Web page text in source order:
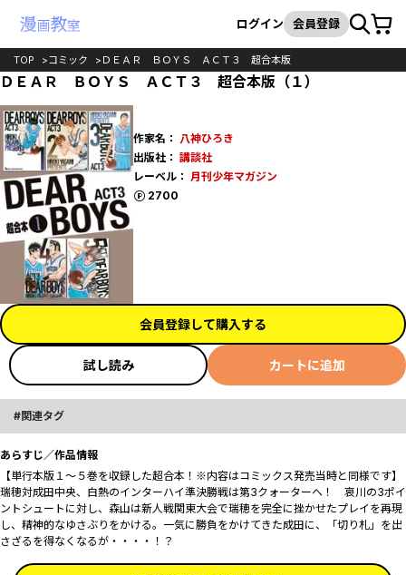
検索
ログイン 会員登録カート
TOP コミック ＤＥＡＲ ＢＯＹＳ ＡＣＴ３ 超合本版
ＤＥＡＲ ＢＯＹＳ ＡＣＴ３ 超合本版（１）
作家名： 八神ひろき
出版社： 講談社
レーベル： 月刊少年マガジン
2700
ポイント
会員登録して購入する
試し読み カートに追加
関連タグ
あらすじ／作品情報
【単行本版１～５巻を収録した超合本！※内容はコミックス発売当時と同様です】
瑞穂対成田中央、白熱のインターハイ準決勝戦は第3クォーターへ！ 哀川の3ポイ
ントシュートに対し、森山は新人戦関東大会で瑞穂を完全に挫かせたプレイを再現
し、精神的なゆさぶりをかける。一気に勝負をかけてきた成田に、「切り札」を出
さざるを得なくなるが・・・・！？